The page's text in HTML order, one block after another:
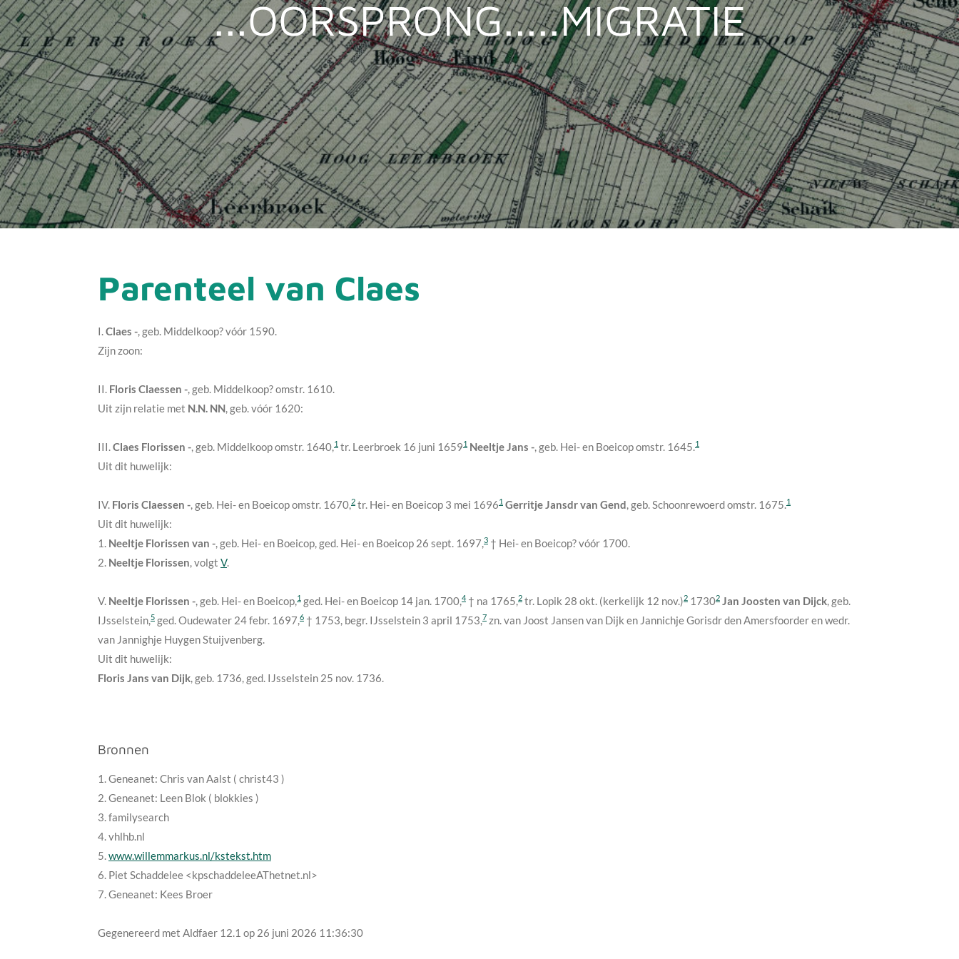
...OORSPRONG.....MIGRATIE
Parenteel van Claes
I.Claes -, geb. Middelkoop?vóór 1590.
Zijn zoon:
II. Floris Claessen -, geb. Middelkoop?omstr. 1610.
Uit zijn relatie met N.N. NN, geb.vóór 1620:
III.Claes Florissen -, geb. Middelkoopomstr. 1640,1 tr. Leerbroek 16 juni 16591 Neeltje Jans -, geb. Hei- en Boeicopomstr. 1645.1
Uit dit huwelijk:
IV. Floris Claessen -, geb. Hei- en Boeicopomstr. 1670,2 tr. Hei- en Boeicop 3 mei 16961 Gerritje Jansdr van Gend, geb. Schoonrewoerdomstr. 1675.1
Uit dit huwelijk:
1. Neeltje Florissen van -, geb. Hei- en Boeicop, ged. Hei- en Boeicop 26 sept. 1697,3 † Hei- en Boeicop?vóór 1700.
2. Neeltje Florissen, volgt V.
V. Neeltje Florissen -, geb. Hei- en Boeicop,1 ged. Hei- en Boeicop 14 jan. 1700,4† na 1765,2 tr. Lopik 28 okt. (kerkelijk 12 nov.)2 17302 Jan Joosten van Dijck, geb.
IJsselstein,5 ged. Oudewater 24 febr. 1697,6 † 1753, begr. IJsselstein 3 april 1753,7 zn. van Joost Jansen van Dijk en Jannichje Gorisdr den Amersfoorder en wedr.
van Jannighje Huygen Stuijvenberg.
Uit dit huwelijk:
Floris Jans van Dijk, geb. 1736, ged. IJsselstein 25 nov. 1736.
Bronnen
1. Geneanet: Chris van Aalst ( christ43 )
2. Geneanet: Leen Blok ( blokkies )
3. familysearch
4. vhlhb.nl
5.www.willemmarkus.nl/kstekst.htm
6. Piet Schaddelee <kpschaddeleeAThetnet.nl>
7. Geneanet: Kees Broer
Gegenereerd met Aldfaer 12.1 op 26 juni 2026 11:36:30